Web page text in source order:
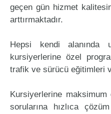
geçen gün hizmet
arttırmaktadır.
Hepsi kendi alanında
kursiyerlerine özel
trafik ve sürücü eğitimleri
Kursiyerlerine
sorularına hızlıca